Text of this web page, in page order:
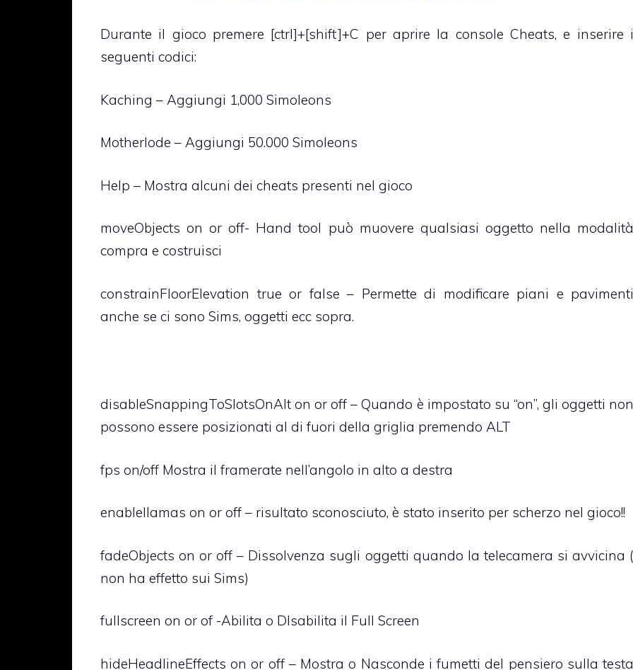
Durante il gioco premere [ctrl]+[shift]+C per aprire la console Cheats, e inserire i
seguenti codici:
Kaching – Aggiungi 1,000 Simoleons
Motherlode – Aggiungi 50.000 Simoleons
Help – Mostra alcuni dei cheats presenti nel gioco
moveObjects on or off- Hand tool può muovere qualsiasi oggetto nella modalità
compra e costruisci
constrainFloorElevation true or false – Permette di modificare piani e pavimenti
anche se ci sono Sims, oggetti ecc sopra.
disableSnappingToSlotsOnAlt on or off – Quando è impostato su “on”, gli oggetti non
possono essere posizionati al di fuori della griglia premendo ALT
fps on/off Mostra il framerate nell’angolo in alto a destra
enablellamas on or off – risultato sconosciuto, è stato inserito per scherzo nel gioco!!
fadeObjects on or off – Dissolvenza sugli oggetti quando la telecamera si avvicina (
non ha effetto sui Sims)
fullscreen on or of -Abilita o DIsabilita il Full Screen
hideHeadlineEffects on or off – Mostra o Nasconde i fumetti del pensiero sulla testa